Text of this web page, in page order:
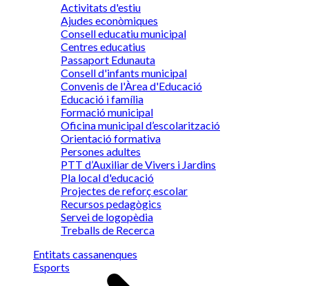
Activitats d'estiu
Ajudes econòmiques
Consell educatiu municipal
Centres educatius
Passaport Edunauta
Consell d'infants municipal
Convenis de l'Àrea d'Educació
Educació i família
Formació municipal
Oficina municipal d’escolarització
Orientació formativa
Persones adultes
PTT d’Auxiliar de Vivers i Jardins
Pla local d'educació
Projectes de reforç escolar
Recursos pedagògics
Servei de logopèdia
Treballs de Recerca
Entitats cassanenques
Esports